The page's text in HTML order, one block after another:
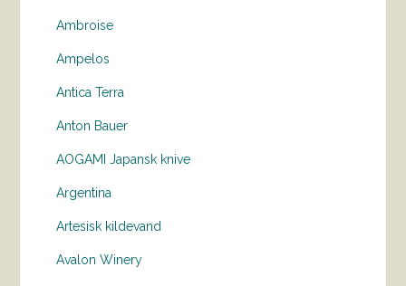
Ambroise
Ampelos
Antica Terra
Anton Bauer
AOGAMI Japansk knive
Argentina
Artesisk kildevand
Avalon Winery